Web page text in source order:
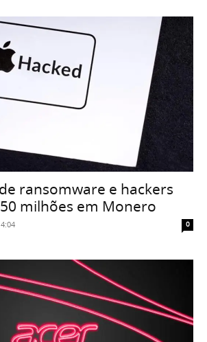
ransomware e hackers
milhões em Monero
0